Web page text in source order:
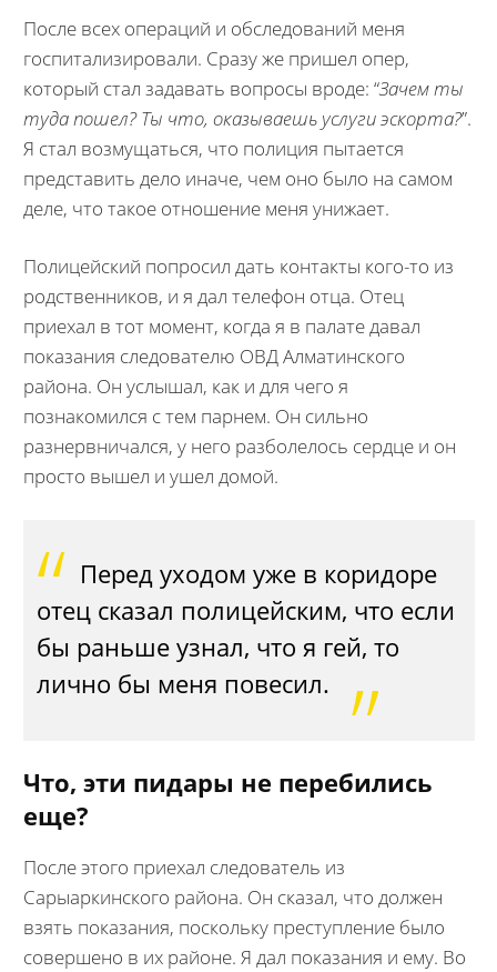
После всех операций и обследований меня
госпитализировали. Сразу же пришел опер,
который стал задавать вопросы вроде: “Зачем ты
туда пошел? Ты что, оказываешь услуги эскорта?”.
Я стал возмущаться, что полиция пытается
представить дело иначе, чем оно было на самом
деле, что такое отношение меня унижает.
Полицейский попросил дать контакты кого-то из
родственников, и я дал телефон отца. Отец
приехал в тот момент, когда я в палате давал
показания следователю ОВД Алматинского
района. Он услышал, как и для чего я
познакомился с тем парнем. Он сильно
разнервничался, у него разболелось сердце и он
просто вышел и ушел домой.
Перед уходом уже в коридоре
отец сказал полицейским, что если
бы раньше узнал, что я гей, то
лично бы меня повесил.
Что, эти пидары не перебились
еще?
После этого приехал следователь из
Сарыаркинского района. Он сказал, что должен
взять показания, поскольку преступление было
совершено в их районе. Я дал показания и ему. Во